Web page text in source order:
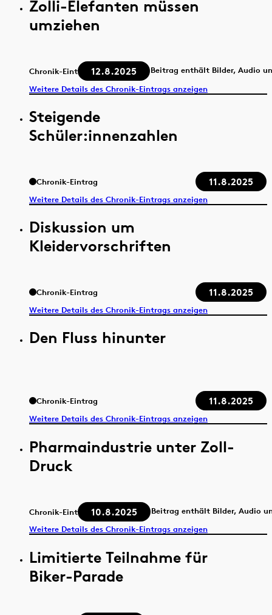
Zolli-Elefanten müssen
umziehen
Chronik-Eintrag 12.8.2025
Beitrag enthält Bilder, Audio
Weitere Details des Chronik-Eintrags anzeigen
Steigende
Schüler:innenzahlen
Chronik-Eintrag 11.8.2025
Weitere Details des Chronik-Eintrags anzeigen
Diskussion um
Kleidervorschriften
Chronik-Eintrag 11.8.2025
Weitere Details des Chronik-Eintrags anzeigen
Den Fluss hinunter
Chronik-Eintrag 11.8.2025
Weitere Details des Chronik-Eintrags anzeigen
Pharmaindustrie unter Zoll-
Druck
Chronik-Eintrag 10.8.2025
Beitrag enthält Bilder, Audio
Weitere Details des Chronik-Eintrags anzeigen
Limitierte Teilnahme für
Biker-Parade